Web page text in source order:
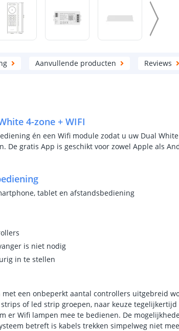
Aanvullende producten Reviews
4-zone + WIFI
én een Wifi module zodat u uw Dual
De gratis App is geschikt voor zowel Apple als
tablet en afstandsbediening
is niet nodig
in te stellen
een onbeperkt aantal controllers uitgebreid
of led strip groepen, naar keuze tegelijkertijd
er Wifi lampen mee te bedienen. De
betreft is kabels trekken simpelweg niet